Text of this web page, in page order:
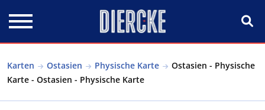
Karten Ostasien Physische Karte
Ostasien - Physische
Karte - Ostasien - Physische Karte